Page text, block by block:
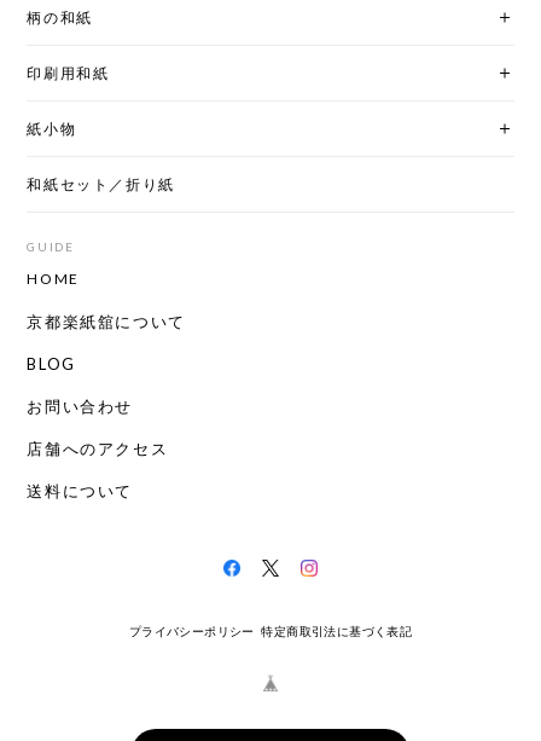
柄の和紙
印刷用和紙
紙小物
和紙セット／折り紙
GUIDE
HOME
京都楽紙舘について
BLOG
お問い合わせ
店舗へのアクセス
送料について
プライバシーポリシー 特定商取引法に基づく表記